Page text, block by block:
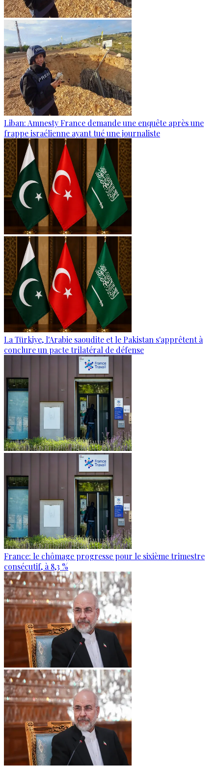
Liban: Amnesty France demande une enquête après une
frappe israélienne ayant tué une journaliste
La Türkiye, l'Arabie saoudite et le Pakistan s'apprêtent à
conclure un pacte trilatéral de défense
France: le chômage progresse pour le sixième trimestre
consécutif, à 8,3 %